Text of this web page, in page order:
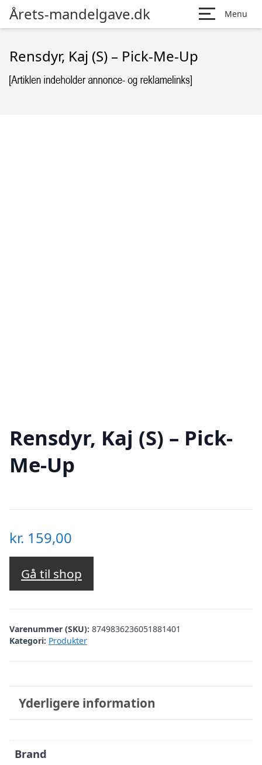
Årets-mandelgave.dk Menu
Rensdyr, Kaj (S) – Pick-Me-Up
Rensdyr, Kaj (S) – Pick-
Me-Up
kr. 159,00
Gå til shop
Varenummer (SKU): 8749836236051881401
Kategori: Produkter
Yderligere information
Brand